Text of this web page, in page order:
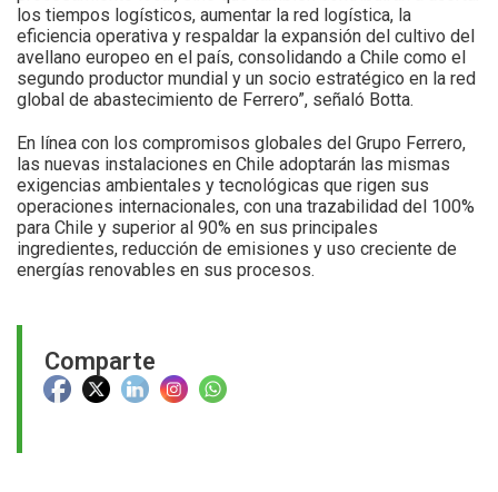
Comparte
los tiempos logísticos, aumentar la red logística, la
eficiencia operativa y respaldar la expansión del cultivo del
avellano europeo en el país, consolidando a Chile como el
segundo productor mundial y un socio estratégico en la red
global de abastecimiento de Ferrero”, señaló Botta.
En línea con los compromisos globales del Grupo Ferrero,
las nuevas instalaciones en Chile adoptarán las mismas
exigencias ambientales y tecnológicas que rigen sus
operaciones internacionales, con una trazabilidad del 100%
para Chile y superior al 90% en sus principales
ingredientes, reducción de emisiones y uso creciente de
energías renovables en sus procesos.